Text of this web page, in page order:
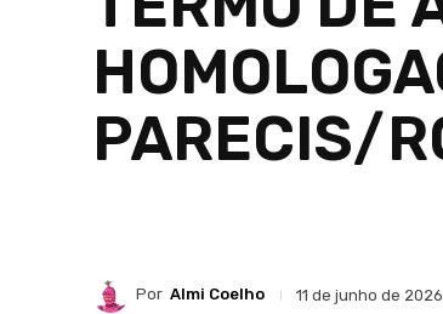
PARECIS/
Por Almi Coelho 11 de junho de 2026